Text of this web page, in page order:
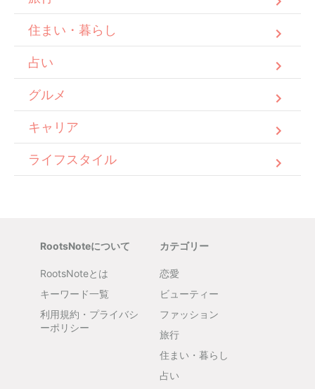
住まい・暮らし
占い
グルメ
キャリア
ライフスタイル
RootsNoteについて
RootsNoteとは
キーワード一覧
利用規約・プライバシ
ーポリシー
カテゴリー
恋愛
ビューティー
ファッション
旅行
住まい・暮らし
占い